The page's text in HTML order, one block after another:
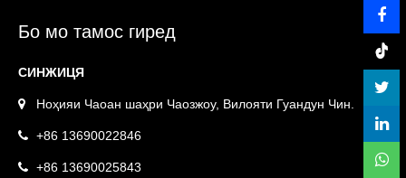
Бо мо тамос гиред
СИНЖИЦЯ
Ноҳияи Чаоан шаҳри Чаозжоу, Вилояти Гуандун Чин.
+86 13690022846
+86 13690025843